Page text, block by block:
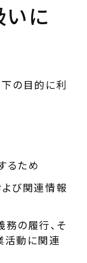
に
の目的に利
るため
び関連情報
の履行、そ
活動に関連